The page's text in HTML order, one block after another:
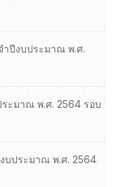
ำปีงบประมาณ พ.ศ.
ระมาณ พ.ศ. 2564 รอบ
บประมาณ พ.ศ. 2564